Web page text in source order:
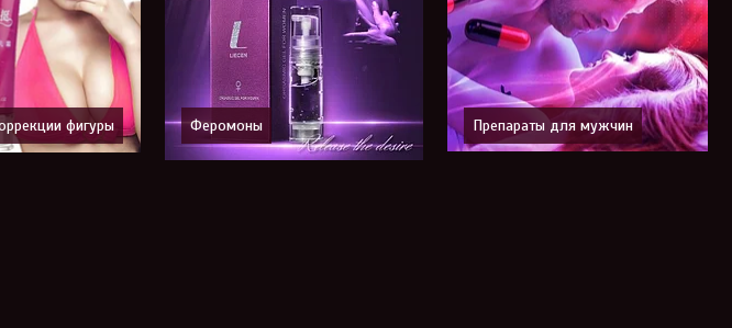
фигуры Феромоны Препараты для мужчин